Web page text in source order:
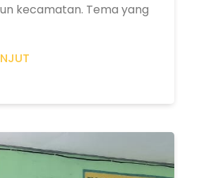
kecamatan. Tema yang